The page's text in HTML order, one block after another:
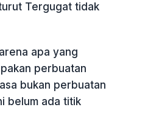
Tergugat tidak
apa yang
perbuatan
bukan perbuatan
belum ada titik